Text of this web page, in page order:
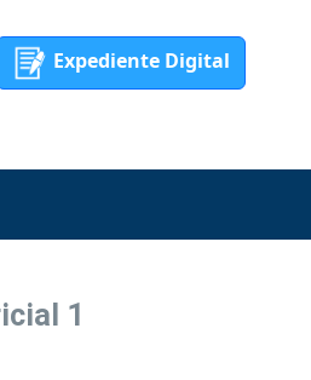
Expediente Digital
1